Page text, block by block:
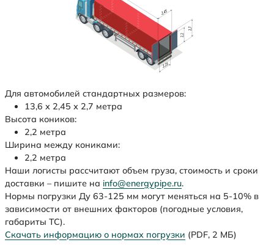
Для автомобилей стандартных размеров:
13,6 х 2,45 х 2,7 метра
Высота коников:
2,2 метра
Ширина между кониками:
2,2 метра
Наши логисты рассчитают объем груза, стоимость и сроки
доставки – пишите на info@energypipe.ru.
Нормы погрузки Ду 63-125 мм могут меняться на 5-10% в
зависимости от внешних факторов (погодные условия,
габариты ТС).
Скачать информацию о нормах погрузки (PDF, 2 МБ)